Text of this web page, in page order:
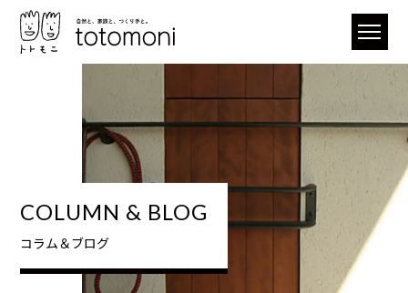
COLUMN & BLOG
コラム＆ブログ